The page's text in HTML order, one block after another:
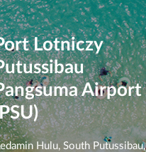
Lotniczy
Airport
Hulu, South Putussibau,